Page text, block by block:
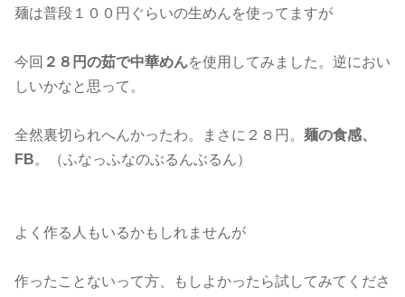
麺は普段１００円ぐらいの生めんを使ってますが
今回 ２８円の茹で中華めんを使用してみました。逆におい
しいかなと思って。
全然裏切られへんかったわ。まさに２８円。 麺の食感、
FB。（ふなっふなのぶるんぶるん）
よく作る人もいるかもしれませんが
作ったことないって方、もしよかったら試してみてくださ